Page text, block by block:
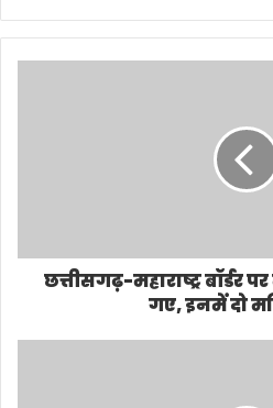
b
s
e
छत्तीसगढ़-महाराष्ट्र बॉर्डर
गए, इनमें दो